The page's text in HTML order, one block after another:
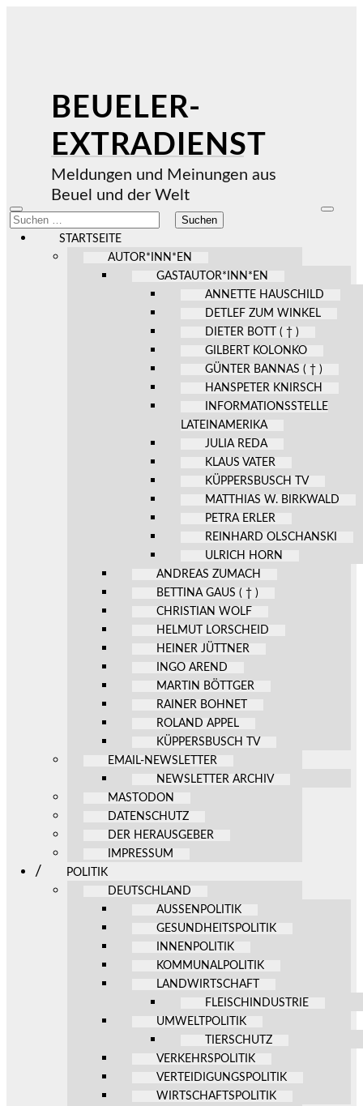
BEUELER-
EXTRADIENST
Meldungen und Meinungen aus
Beuel und der Welt
Mobile-
Menü
ein-/ausblenden
Suchen
nach:
STARTSEITE
AUTOR*INN*EN
GASTAUTOR*INN*EN
ANNETTE HAUSCHILD
DETLEF ZUM WINKEL
DIETER BOTT ( † )
GILBERT KOLONKO
GÜNTER BANNAS ( † )
HANSPETER KNIRSCH
INFORMATIONSSTELLE
LATEINAMERIKA
JULIA REDA
KLAUS VATER
KÜPPERSBUSCH TV
MATTHIAS W. BIRKWALD
PETRA ERLER
REINHARD OLSCHANSKI
ULRICH HORN
ANDREAS ZUMACH
BETTINA GAUS ( † )
CHRISTIAN WOLF
HELMUT LORSCHEID
HEINER JÜTTNER
INGO AREND
MARTIN BÖTTGER
RAINER BOHNET
ROLAND APPEL
KÜPPERSBUSCH TV
EMAIL-NEWSLETTER
NEWSLETTER ARCHIV
MASTODON
DATENSCHUTZ
DER HERAUSGEBER
IMPRESSUM
POLITIK
DEUTSCHLAND
AUSSENPOLITIK
GESUNDHEITSPOLITIK
INNENPOLITIK
KOMMUNALPOLITIK
LANDWIRTSCHAFT
FLEISCHINDUSTRIE
UMWELTPOLITIK
TIERSCHUTZ
VERKEHRSPOLITIK
VERTEIDIGUNGSPOLITIK
WIRTSCHAFTSPOLITIK